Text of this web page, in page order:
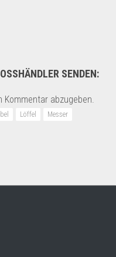
SENDEN:
Kommentar abzugeben.
Löffel
Messer